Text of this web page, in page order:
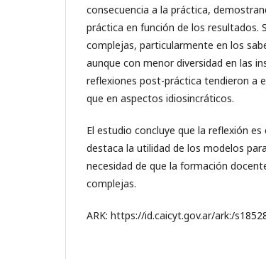
consecuencia a la práctica,
práctica en función de los resultados.
complejas, particularmente en los
aunque con menor diversidad en las
reflexiones post-práctica tendieron a
que en aspectos idiosincráticos.
El estudio concluye que la reflexión
destaca la utilidad de los modelos
necesidad de que la formación
complejas.
ARK: https://id.caicyt.gov.ar/ark:/